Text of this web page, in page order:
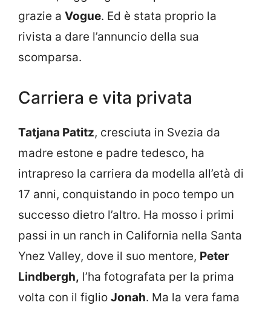
grazie a Vogue. Ed è stata proprio la
rivista a dare l’annuncio della sua
scomparsa.
Carriera e vita privata
Tatjana Patitz, cresciuta in Svezia da
madre estone e padre tedesco, ha
intrapreso la carriera da modella all’età di
17 anni, conquistando in poco tempo un
successo dietro l’altro. Ha mosso i primi
passi in un ranch in California nella Santa
Ynez Valley, dove il suo mentore, Peter
Lindbergh, l’ha fotografata per la prima
volta con il figlio Jonah. Ma la vera fama